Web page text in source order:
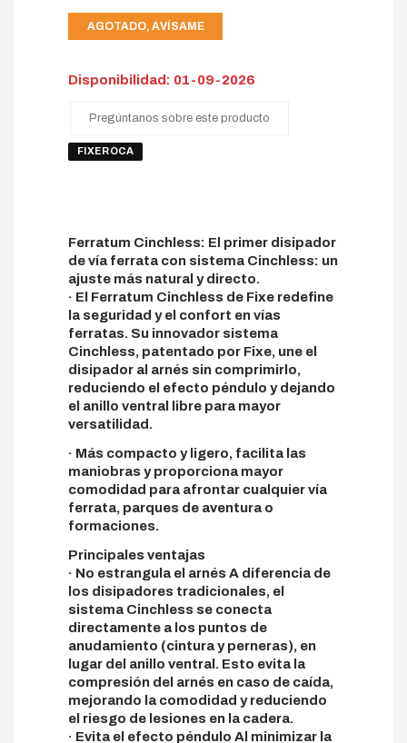
AGOTADO, AVÍSAME
Disponibilidad: 01-09-2026
Pregúntanos sobre este producto
FIXEROCA
Ferratum Cinchless: El primer disipador
de vía ferrata con sistema Cinchless: un
ajuste más natural y directo.
· El Ferratum Cinchless de Fixe redefine
la seguridad y el confort en vías
ferratas. Su innovador sistema
Cinchless, patentado por Fixe, une el
disipador al arnés sin comprimirlo,
reduciendo el efecto péndulo y dejando
el anillo ventral libre para mayor
versatilidad.
· Más compacto y ligero, facilita las
maniobras y proporciona mayor
comodidad para afrontar cualquier vía
ferrata, parques de aventura o
formaciones.
Principales ventajas
· No estrangula el arnés A diferencia de
los disipadores tradicionales, el
sistema Cinchless se conecta
directamente a los puntos de
anudamiento (cintura y perneras), en
lugar del anillo ventral. Esto evita la
compresión del arnés en caso de caída,
mejorando la comodidad y reduciendo
el riesgo de lesiones en la cadera.
· Evita el efecto péndulo Al minimizar la